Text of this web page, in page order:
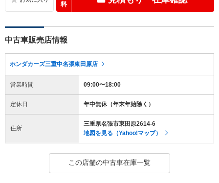
料
中古車販売店情報
ホンダカーズ三重中名張東田原店
営業時間 09:00〜18:00
定休日 年中無休（年末年始除く）
住所
三重県名張市東田原2614-6
地図を見る（Yahoo!マップ）
この店舗の中古車在庫一覧